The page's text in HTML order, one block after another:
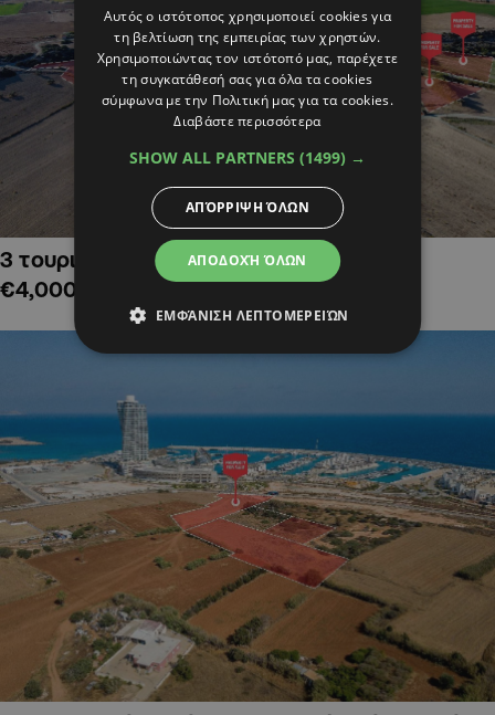
3 τουριστικά χωράφια στην Αλαμινό,
€4,000,000
Αυτός ο ιστότοπος χρησιμοποιεί cookies για
τη βελτίωση της εμπειρίας των χρηστών.
Χρησιμοποιώντας τον ιστότοπό μας, παρέχετε
τη συγκατάθεσή σας για όλα τα cookies
σύμφωνα με την Πολιτική μας για τα cookies.
Διαβάστε περισσότερα
SHOW ALL PARTNERS (1499) →
ΑΠΟΔΟΧΉ ΌΛΩΝ
ΑΠΌΡΡΙΨΗ ΌΛΩΝ
ΕΜΦΆΝΙΣΗ ΛΕΠΤΟΜΕΡΕΙΏΝ